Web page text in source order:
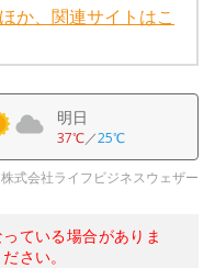
か、関連サイトはこ
明日
37℃／25℃
式会社ライフビジネスウェザー
ている場合がありま
さい。